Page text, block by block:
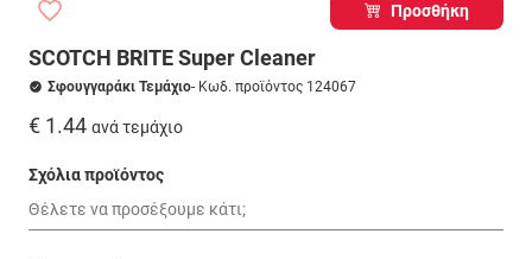
Προσθήκη
SCOTCH BRITE Super Cleaner
Σφουγγαράκι Τεμάχιο- Κωδ. προϊόντος 124067
€ 1.44 ανά τεμάχιο
Σχόλια προϊόντος